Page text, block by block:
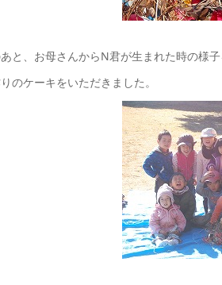
と、お母さんからN君が生まれた時の様
のケーキをいただきました。